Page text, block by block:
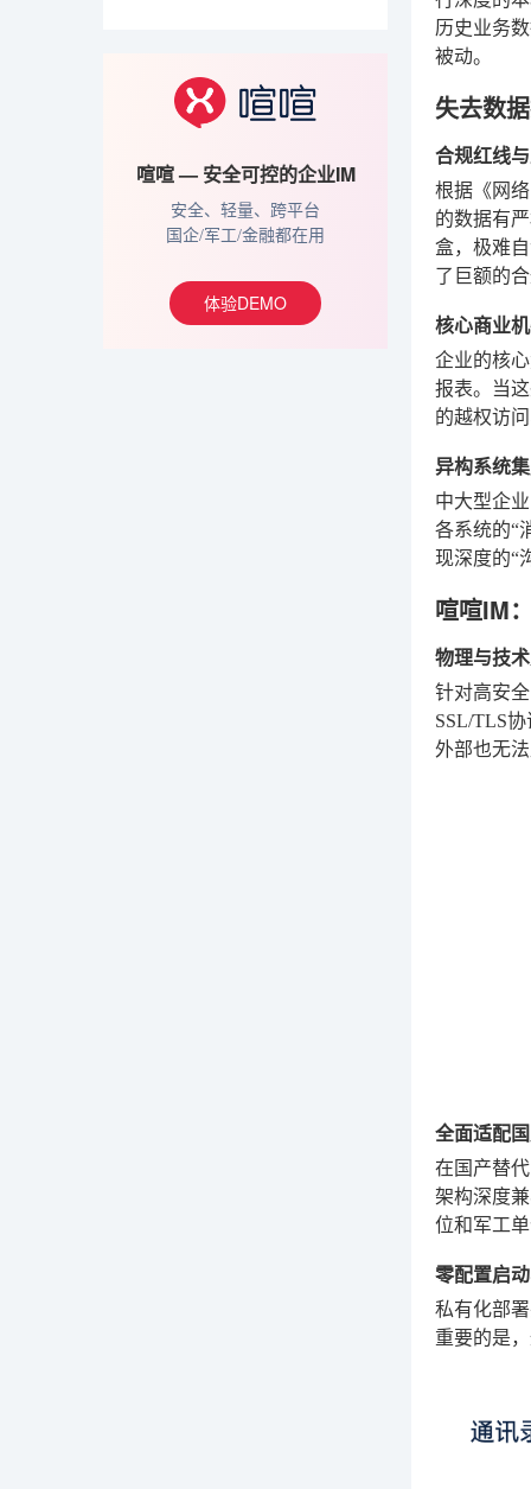
喧喧 — 安全可控的企业IM
安全、轻量、跨平台
国企/军工/金融都在用
体验DEMO
历史业务
被动。
失去数
合规红线
根据《网
的数据有
盒，极难
了巨额的
核心商业
企业的核
报表。当
的越权访
异构系统
中大型企
各系统的“
现深度的“
喧喧IM
物理与技
针对高安
SSL/TLS
外部也无
全面适配
在国产替
架构深度
位和军工
零配置启
私有化部
重要的是